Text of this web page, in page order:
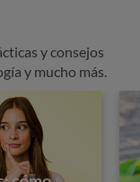
y consejos
y mucho más.